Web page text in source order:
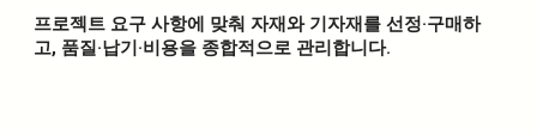
프로젝트 요구 사항에 맞춰 자재와 기자재를 선정·구매하
고, 품질·납기·비용을 종합적으로 관리합니다.